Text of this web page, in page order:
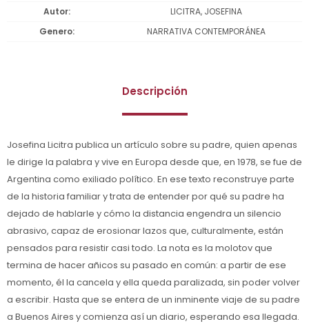
Autor
LICITRA, JOSEFINA
Genero
NARRATIVA CONTEMPORÁNEA
Descripción
Josefina Licitra publica un artículo sobre su padre, quien apenas
le dirige la palabra y vive en Europa desde que, en 1978, se fue de
Argentina como exiliado político. En ese texto reconstruye parte
de la historia familiar y trata de entender por qué su padre ha
dejado de hablarle y cómo la distancia engendra un silencio
abrasivo, capaz de erosionar lazos que, culturalmente, están
pensados para resistir casi todo. La nota es la molotov que
termina de hacer añicos su pasado en común: a partir de ese
momento, él la cancela y ella queda paralizada, sin poder volver
a escribir. Hasta que se entera de un inminente viaje de su padre
a Buenos Aires y comienza así un diario, esperando esa llegada.